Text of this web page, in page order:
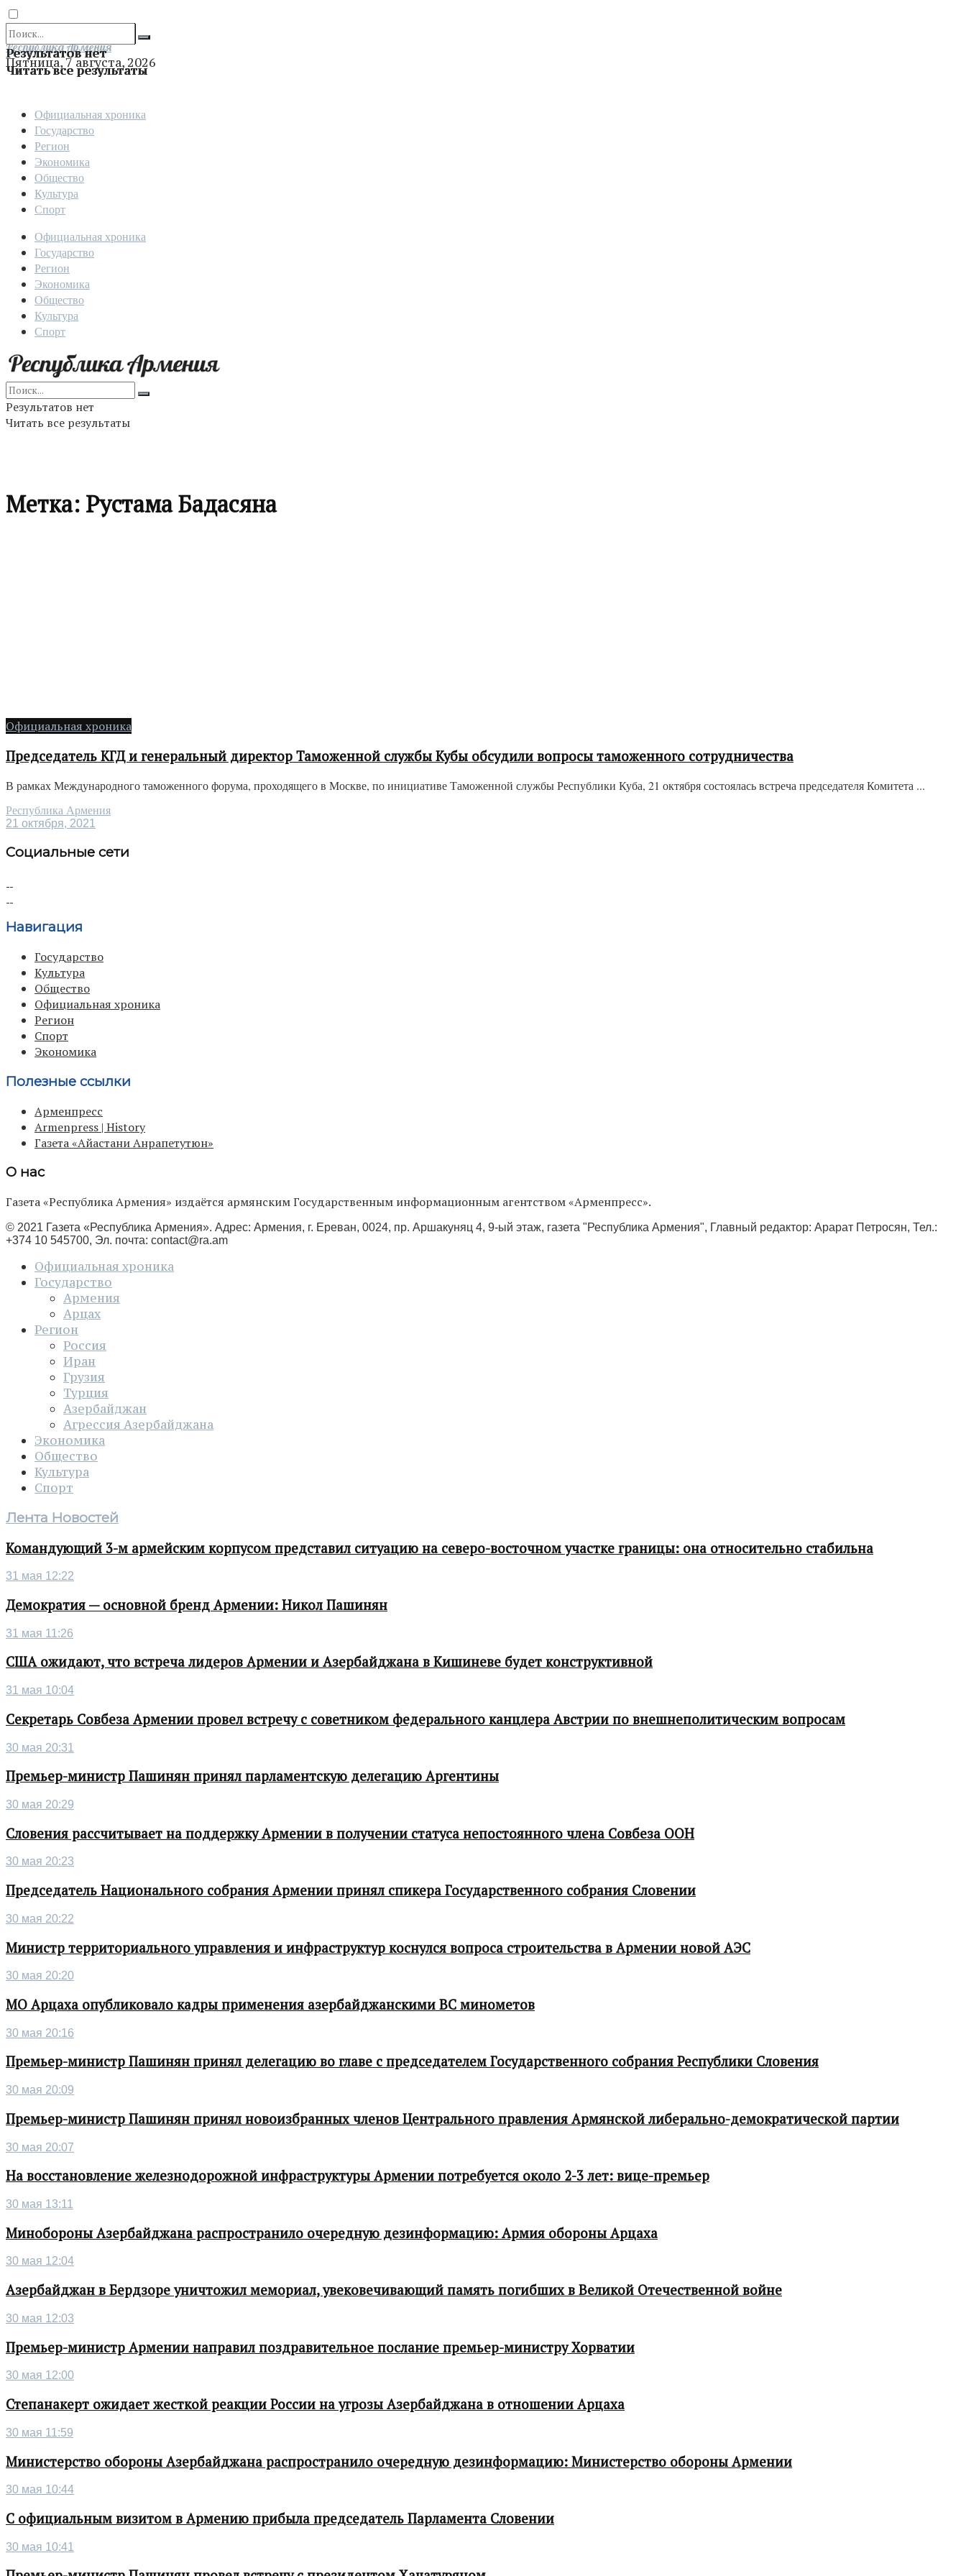
Результатов нет
Читать все результаты
Отправить
Республика Армения
Пятница, 7 августа, 2026
Официальная хроника
Государство
Регион
Экономика
Общество
Культура
Спорт
Официальная хроника
Государство
Регион
Экономика
Общество
Культура
Спорт
Результатов нет
Читать все результаты
Метка: Рустама Бадасяна
Официальная хроника
Председатель КГД и генеральный директор Таможенной службы Кубы обсудили вопросы таможенного сотрудничества
В рамках Международного таможенного форума, проходящего в Москве, по инициативе Таможенной службы Республики Куба, 21 октября состоялась встреча председателя Комитета ...
Республика Армения
21 октября, 2021
Социальные сети
Навигация
Государство
Культура
Общество
Официальная хроника
Регион
Спорт
Экономика
Полезные ссылки
Арменпресс
Armenpress | History
Газета «Айастани Анрапетутюн»
О нас
Газета «Республика Армения» издаётся армянским Государственным информационным агентством «Арменпресс».
© 2021 Газета «Республика Армения». Адрес: Армения, г. Ереван, 0024, пр. Аршакуняц 4, 9-ый этаж, газета "Республика Армения", Главный редактор: Арарат Петросян, Тел.:
+374 10 545700, Эл. почта: contact@ra.am
Официальная хроника
Государство
Армения
Арцах
Регион
Россия
Иран
Грузия
Турция
Азербайджан
Агрессия Азербайджана
Экономика
Общество
Культура
Спорт
Лента Новостей
Командующий 3-м армейским корпусом представил ситуацию на северо-восточном участке границы: она относительно стабильна
31 мая 12:22
Демократия — основной бренд Армении: Никол Пашинян
31 мая 11:26
США ожидают, что встреча лидеров Армении и Азербайджана в Кишиневе будет конструктивной
31 мая 10:04
Секретарь Совбеза Армении провел встречу с советником федерального канцлера Австрии по внешнеполитическим вопросам
30 мая 20:31
Премьер-министр Пашинян принял парламентскую делегацию Аргентины
30 мая 20:29
Словения рассчитывает на поддержку Армении в получении статуса непостоянного члена Совбеза ООН
30 мая 20:23
Председатель Национального собрания Армении принял спикера Государственного собрания Словении
30 мая 20:22
Министр территориального управления и инфраструктур коснулся вопроса строительства в Армении новой АЭС
30 мая 20:20
МО Арцаха опубликовало кадры применения азербайджанскими ВС минометов
30 мая 20:16
Премьер-министр Пашинян принял делегацию во главе с председателем Государственного собрания Республики Словения
30 мая 20:09
Премьер-министр Пашинян принял новоизбранных членов Центрального правления Армянской либерально-демократической партии
30 мая 20:07
На восстановление железнодорожной инфраструктуры Армении потребуется около 2-3 лет: вице-премьер
30 мая 13:11
Минобороны Азербайджана распространило очередную дезинформацию: Армия обороны Арцаха
30 мая 12:04
Азербайджан в Бердзоре уничтожил мемориал, увековечивающий память погибших в Великой Отечественной войне
30 мая 12:03
Премьер-министр Армении направил поздравительное послание премьер-министру Хорватии
30 мая 12:00
Степанакерт ожидает жесткой реакции России на угрозы Азербайджана в отношении Арцаха
30 мая 11:59
Министерство обороны Азербайджана распространило очередную дезинформацию: Министерство обороны Армении
30 мая 10:44
С официальным визитом в Армению прибыла председатель Парламента Словении
30 мая 10:41